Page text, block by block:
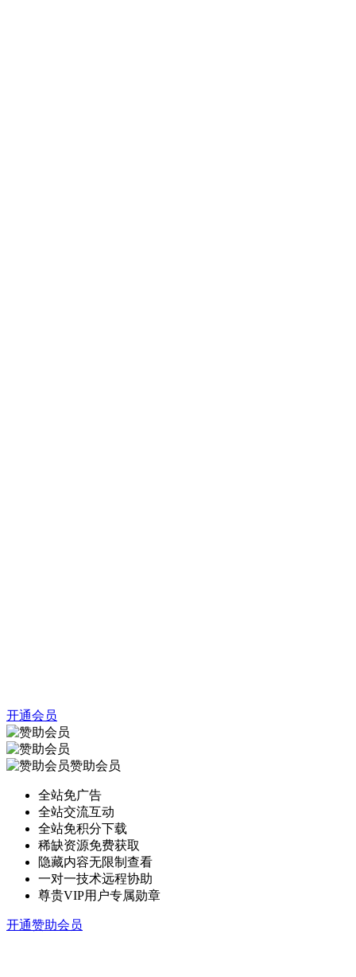
开通会员
赞助会员
全站免广告
全站交流互动
全站免积分下载
稀缺资源免费获取
隐藏内容无限制查看
一对一技术远程协助
尊贵VIP用户专属勋章
开通赞助会员